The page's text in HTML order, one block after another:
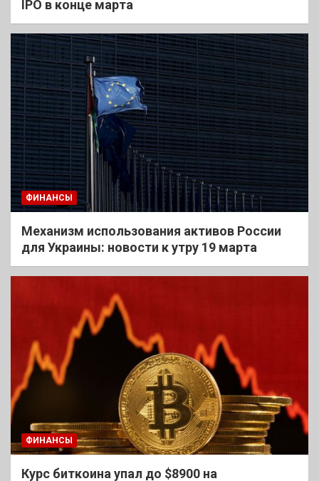
IPO в конце марта
ФИНАНСЫ
Механизм использования активов России
для Украины: новости к утру 19 марта
ФИНАНСЫ
Курс биткоина упал до $8900 на